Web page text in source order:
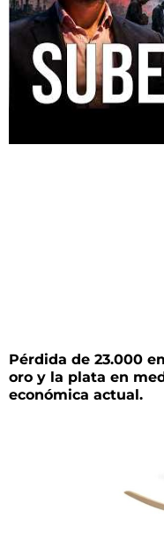
Pérdida de 23.000
oro y la plata en
económica actual.